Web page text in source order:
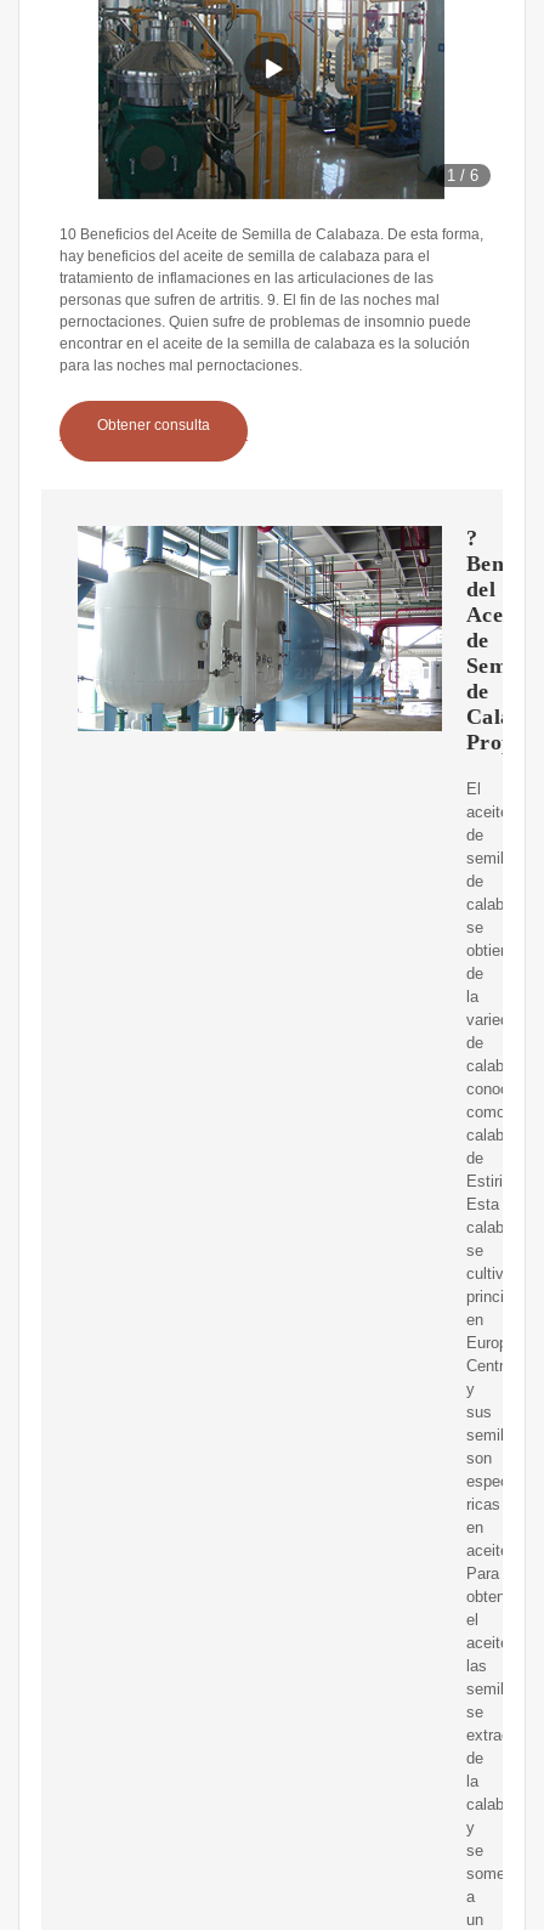
1 /6
10 Beneficios del Aceite de Semilla de Calabaza. De esta forma,
hay beneficios del aceite de semilla de calabaza para el
tratamiento de inflamaciones en las articulaciones de las
personas que sufren de artritis. 9. El fin de las noches mal
pernoctaciones. Quien sufre de problemas de insomnio puede
encontrar en el aceite de la semilla de calabaza es la solución
para las noches mal pernoctaciones.
Obtener consulta
?
del
Aceite
de
Semilla
de
El
aceite
de
semilla
de
calabaza
se
obtiene
de
la
variedad
de
calabaza
conocida
como
calabaza
de
Estiria.
Esta
calabaza
se
cultiva
en
Europa
Central
y
sus
semillas
son
ricas
en
aceite.
Para
obtener
el
aceite,
las
semillas
se
extraen
de
la
calabaza
y
se
someten
a
un